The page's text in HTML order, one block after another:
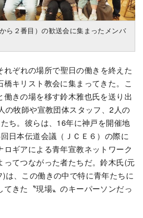
ら２番目）の歓送会に集まったメンバ
ぞれの場所で聖日の働きを終えた
橋キリスト教会に集まってきた。こ
働きの場を移す鈴木雅也氏を送り出
の牧師や宣教団体スタッフ、2人の
ち。彼らは、16年に神戸を開催地
日本伝道会議（ＪＣＥ６）の際に
ロギアによる青年宣教ネットワーク
ってつながった者たちだ。鈴木氏(元
は、この働きの中で特に青年たちに
てきた〝現場〟のキーパーソンだっ